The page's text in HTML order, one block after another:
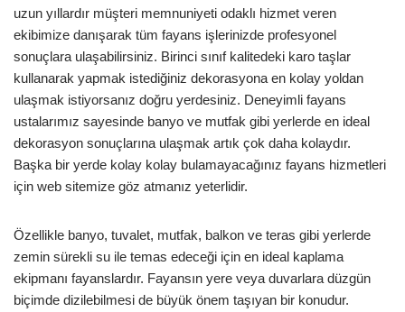
uzun yıllardır müşteri memnuniyeti odaklı hizmet veren
ekibimize danışarak tüm fayans işlerinizde profesyonel
sonuçlara ulaşabilirsiniz. Birinci sınıf kalitedeki karo taşlar
kullanarak yapmak istediğiniz dekorasyona en kolay yoldan
ulaşmak istiyorsanız doğru yerdesiniz. Deneyimli fayans
ustalarımız sayesinde banyo ve mutfak gibi yerlerde en ideal
dekorasyon sonuçlarına ulaşmak artık çok daha kolaydır.
Başka bir yerde kolay kolay bulamayacağınız fayans hizmetleri
için web sitemize göz atmanız yeterlidir.
Özellikle banyo, tuvalet, mutfak, balkon ve teras gibi yerlerde
zemin sürekli su ile temas edeceği için en ideal kaplama
ekipmanı fayanslardır. Fayansın yere veya duvarlara düzgün
biçimde dizilebilmesi de büyük önem taşıyan bir konudur.